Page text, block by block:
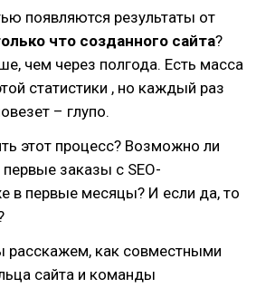
появляются результаты от
что созданного сайта?
чем через полгода. Есть масса
статистики , но каждый раз
– глупо.
этот процесс? Возможно ли
первые заказы c SEO-
в первые месяцы? И если да, то
расскажем, как совместными
сайта и команды